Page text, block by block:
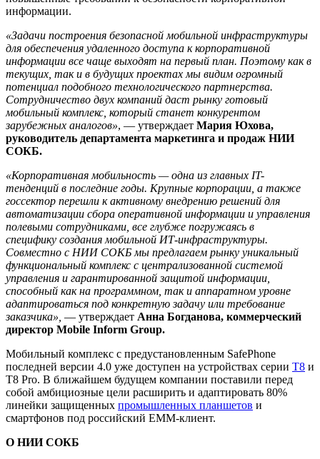
информации.
«Задачи построения безопасной мобильной инфраструктуры
для обеспечения удаленного доступа к корпоративной
информации все чаще выходят на первый план. Поэтому как в
текущих, так и в будущих проектах мы видим огромный
потенциал подобного технологического партнерства.
Сотрудничество двух компаний даст рынку готовый
мобильный комплекс, который станет конкурентом
зарубежных аналогов», — утверждает Мария Юхова,
руководитель департамента маркетинга и продаж НИИ
СОКБ.
«Корпоративная мобильность — одна из главных IT-
тенденций в последние годы. Крупные корпорации, а также
госсектор перешли к активному внедрению решений для
автоматизации сбора оперативной информации и управления
полевыми сотрудниками, все глубже погружаясь в
специфику создания мобильной ИТ-инфраструктуры.
Совместно с НИИ СОКБ мы предлагаем рынку уникальный
функциональный комплекс с централизованной системой
управления и гарантированной защитой информации,
способный как на программном, так и аппаратном уровне
адаптироваться под конкретную задачу или требование
заказчика», — утверждает Анна Богданова, коммерческий
директор Mobile Inform Group.
Мобильный комплекс c предустановленным SafePhone
последней версии 4.0 уже доступен на устройствах серии T8 и
T8 Pro. В ближайшем будущем компании поставили перед
собой амбициозные цели расширить и адаптировать 80%
линейки защищенных промышленных планшетов и
смартфонов под российский EMM-клиент.
О НИИ СОКБ